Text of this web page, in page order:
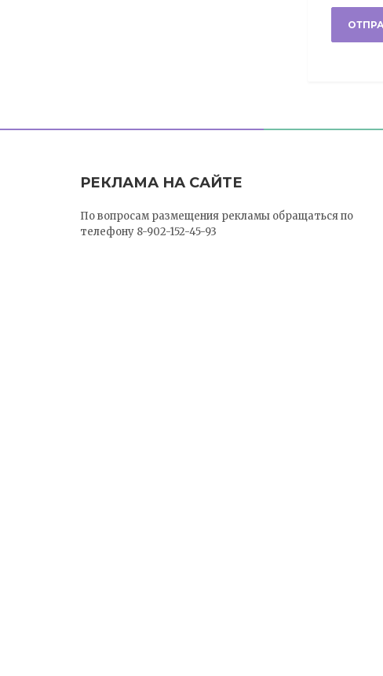
РЕКЛАМА НА САЙТЕ
По вопросам размещения рекламы обращаться по
телефону 8-902-152-45-93